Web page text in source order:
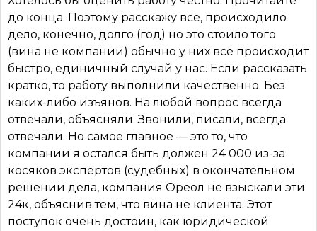
до конца. Поэтому расскажу всё, происходило
дело, конечно, долго (год) но это стоило того
(вина не компании) обычно у них всё происходит
быстро, единичный случай у нас. Если рассказать
кратко, то работу выполнили качественно. Без
каких-либо изъянов. На любой вопрос всегда
отвечали, объясняли. Звонили, писали, всегда
отвечали. Но самое главное — это то, что
компании я остался быть должен 24 000 из-за
косяков экспертов (судебных) в окончательном
решении дела, компания Ореол не взыскали эти
24к, объяснив тем, что вина не клиента. Этот
поступок очень достоин, как юридической